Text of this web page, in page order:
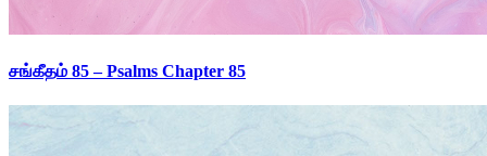
சங்கீதம் 85 – Psalms Chapter 85